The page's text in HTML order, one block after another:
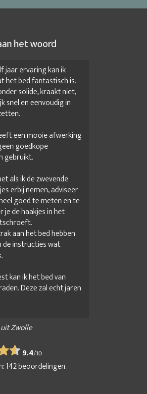
het woord
jaar ervaring kan ik
het bed fantastisch is.
solide, kraakt niet,
snel en eenvoudig in
een mooie afwerking
goedkope
gebruikt.
als ik de zwevende
erbij nemen, adviseer
goed te meten en te
je de haakjes in het
aan het bed hebben
de instructies wat
kan ik het bed van
Deze zal echt jaren
Zwolle
9.4/10
142beoordelingen.